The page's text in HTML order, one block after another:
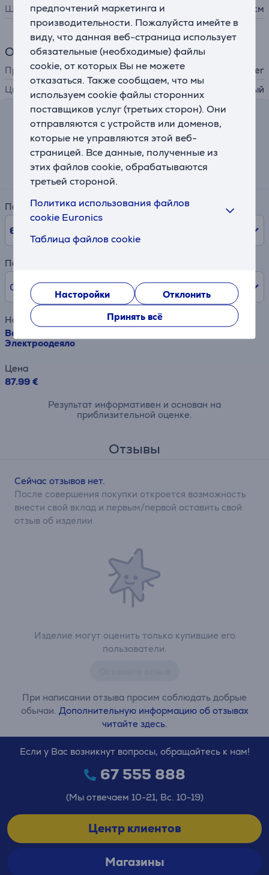
предпочтений маркетинга и
производительности. Пожалуйста имейте в
виду, что данная веб-страница использует
обязательные (необходимые) файлы
cookie, от которых Вы не можете
отказаться. Также сообщаем, что мы
используем cookie файлы сторонних
поставщиков услуг (третьих сторон). Они
отправляются с устройств или доменов,
которые не управляются этой веб-
страницей. Все данные, полученные из
этих файлов cookie, обрабатываются
третьей стороной.
Политика использования файлов
cookie Euronics
Таблица файлов cookie
Насторойки
Отклонить
Принять всё
Ширина
130 см
Общий параметр
Производитель
Beurer
Цвет
темно-серый
Калькулятор лизинга и аренды
Примерный размер ежемесячного платежа
16 €
Период
6
Первый взнос
0% /0,00 €
Наименование товара
Beurer HD 75 Cosy Dark Grey, 180x130 см, серый -
Электроодеяло
Цена
87.99 €
Результат информативен и основан на
приблизительной оценке.
Отзывы
Изделие могут оценить только купившие его
пользователи.
При написании отзыва просим соблюдать добрые
обычаи. Дополнительную информацию об отзывах
читайте здесь.
Сейчас отзывов нет.
После совершения покупки откроется возможность
внести свой вклад и первым/первой оставить свой
отзыв об изделии.
Если у Вас возникнут вопросы, обращайтесь к нам!
67 555 888
(Мы отвечаем 10-21, Вс. 10-19)
Центр клиентов
Магазины